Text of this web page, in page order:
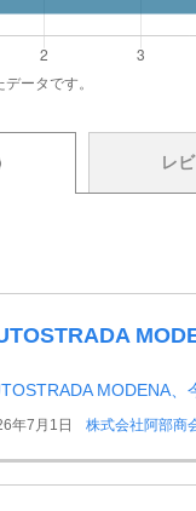
ータです。
レ
MODENA、
年7月1日 株式会社阿部商